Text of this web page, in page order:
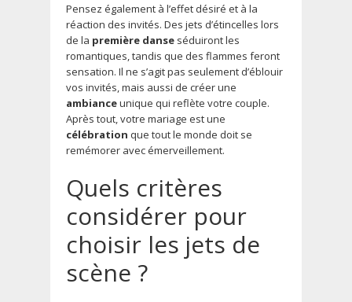
Pensez également à l’effet désiré et à la
réaction des invités. Des jets d’étincelles lors
de la première danse séduiront les
romantiques, tandis que des flammes feront
sensation. Il ne s’agit pas seulement d’éblouir
vos invités, mais aussi de créer une
ambianceunique qui reflète votre couple.
Après tout, votre mariage est une
célébration que tout le monde doit se
remémorer avec émerveillement.
Quels critères
considérer pour
choisir les jets de
scène ?